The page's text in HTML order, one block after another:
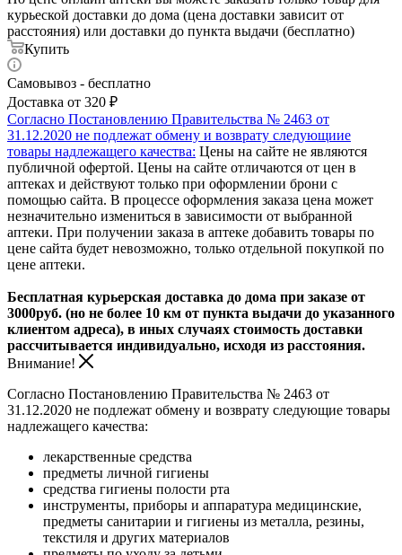
курьеской доставки до дома (цена доставки зависит от
расстояния) или доставки до пункта выдачи (бесплатно)
Купить
Самовывоз - бесплатно
Доставка от 320 ₽
Согласно Постановлению Правительства № 2463 от
31.12.2020 не подлежат обмену и возврату следующиие
товары надлежащего качества: Цены на сайте не являются
публичной офертой. Цены на сайте отличаются от цен в
аптеках и действуют только при оформлении брони с
помощью сайта. В процессе оформления заказа цена может
незначительно измениться в зависимости от выбранной
аптеки. При получении заказа в аптеке добавить товары по
цене сайта будет невозможно, только отдельной покупкой по
цене аптеки.
Бесплатная курьерская доставка до дома при заказе от
3000руб. (но не более 10 км от пункта выдачи до указанного
клиентом адреса), в иных случаях стоимость доставки
рассчитывается индивидуально, исходя из расстояния.
Внимание!
Согласно Постановлению Правительства № 2463 от
31.12.2020 не подлежат обмену и возврату следующие товары
надлежащего качества:
лекарственные средства
предметы личной гигиены
средства гигиены полости рта
инструменты, приборы и аппаратура медицинские,
предметы санитарии и гигиены из металла, резины,
текстиля и других материалов